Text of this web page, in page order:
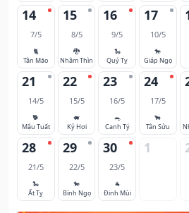
14
7/5
🐈
Tân Mão
15
8/5
🐉
Nhâm Thìn
16
9/5
🐍
Quý Tỵ
17
10/5
🐎
Giáp Ngọ
21
14/5
🐕
Mậu Tuất
22
15/5
🐖
Kỷ Hợi
23
16/5
🐀
Canh Tý
24
17/5
🐂
Tân Sửu
28
21/5
🐍
Ất Tỵ
29
22/5
🐎
Bính Ngọ
30
23/5
🐐
Đinh Mùi
1